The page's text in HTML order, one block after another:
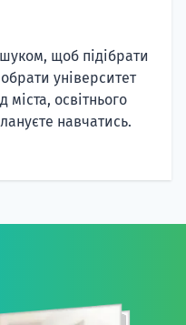
щоб підібрати
обрати університет
міста, освітнього
навчатись.